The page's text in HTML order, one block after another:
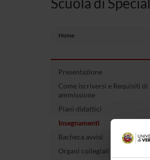
Home
Presentazione
Come iscriversi e Requisiti di
ammissione
Piani didattici
Insegnamenti
Bacheca avvisi
Organi collegiali e di governo